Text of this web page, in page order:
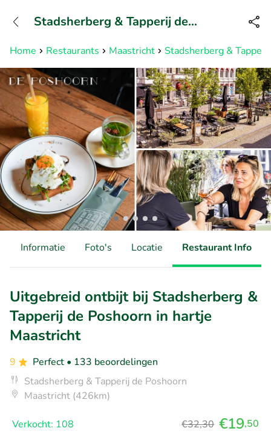
Bereikbaar tot 23:00 uur
Home Restaurants Maastricht Stadsherberg &
Stadsherberg & Tapperij de
Informatie Foto's Locatie Restaurant Info
Uitgebreid ontbijt bij Stadsherberg &
Tapperij de Poshoorn in hartje
Maastricht
9 Perfect • 133 beoordelingen
Stadsherberg & Tapperij de Poshoorn
Maastricht (426km)
Verkocht: 108 €32,30 €19,50